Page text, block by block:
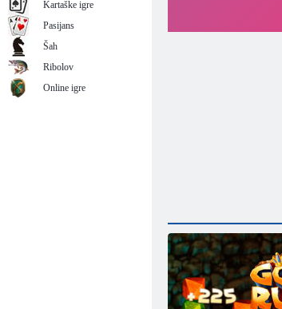
Kartaške igre
Pasijans
Šah
Ribolov
Online igre